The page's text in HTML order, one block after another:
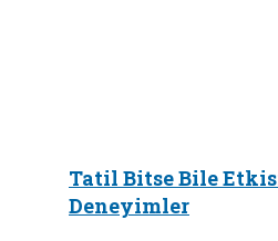
Tatil Bitse Bile
Deneyimler